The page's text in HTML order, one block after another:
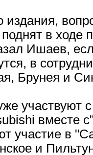
в ходе
Ишаев,
в
Брунея и
участвуют
вместе
участие в
и